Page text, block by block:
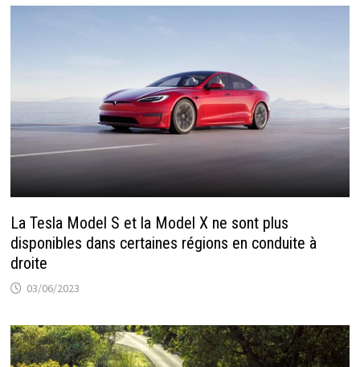
La Tesla Model S et la Model X ne sont plus
disponibles dans certaines régions en conduite à
droite
03/06/2023